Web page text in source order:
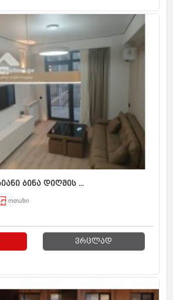
ბინა დიღმის ...
ოთახი
ვრცლად